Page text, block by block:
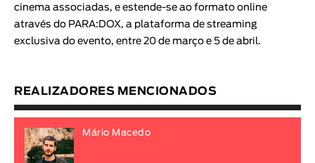
cinema associadas, e estende-se ao formato online
através do PARA:DOX, a plataforma de streaming
exclusiva do evento, entre 20 de março e 5 de abril.
REALIZADORES MENCIONADOS
Mário Macedo